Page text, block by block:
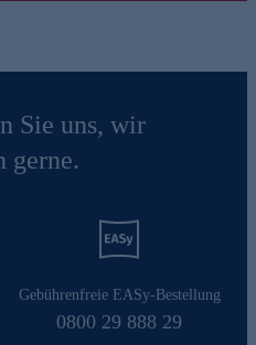
Sie uns, wir
gerne.
Gebührenfreie EASy-Bestellung
0800 29 888 29